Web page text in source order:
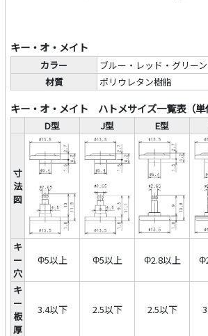
キー・オ・メイト
カラー
ブルー・レッド・グリー
材質
ポリウレタン樹脂
キー・オ・メイト ハトメサイズ一覧表（単
D型 J型 E型
寸
法
図
キ
ー
穴
Φ5以上 Φ5以上 Φ2.8以上
キ
ー
板
厚
3.4以下 2.5以下 2.5以下